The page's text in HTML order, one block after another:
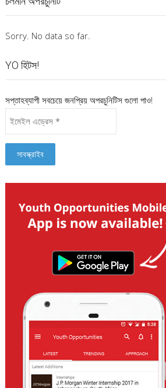
Sorry. No data so far.
YO হিটস!
সপ্তাহব্যাপী সবচেয়ে জনপ্রিয় অপরচুনিটিস গুলো পাও!